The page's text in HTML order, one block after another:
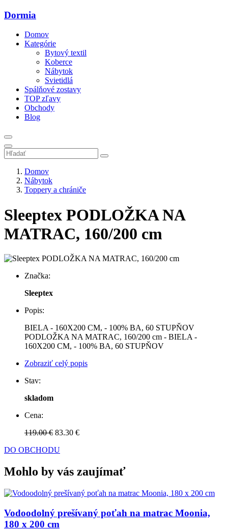
Dormia
Domov
Kategórie
Bytový textil
Koberce
Nábytok
Svietidlá
Spálňové zostavy
TOP zľavy
Obchody
Blog
Domov
Nábytok
Toppery a chrániče
Sleeptex PODLOŽKA NA
MATRAC, 160/200 cm
Značka:
Sleeptex
Popis:
BIELA - 160X200 CM, - 100% BA, 60 STUPŇOV
PODLOŽKA NA MATRAC, 160/200 cm - BIELA -
160X200 CM, - 100% BA, 60 STUPŇOV
Zobraziť celý popis
Stav:
skladom
Cena:
119.00 € 83.30 €
DO OBCHODU
Mohlo by vás zaujímať
Vodoodolný prešívaný poťah na matrac Moonia,
180 x 200 cm